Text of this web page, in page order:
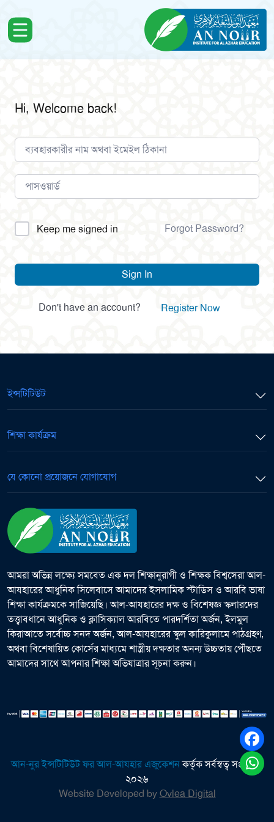
Hi, Welcome back!
Alternative:
Keep me signed in Forgot Password?
Sign In
Don't have an account? Register Now
ইন্সটিটিউট
শিক্ষা কার্যক্রম
যে কোনো প্রয়োজনে যোগাযোগ
আমরা অভিন্ন লক্ষ্যে সমবেত এক দল শিক্ষানুরাগী ও শিক্ষক বিশ্বসেরা আল-
আযহারের আধুনিক সিলেবাসে আমাদের ইসলামিক স্টাডিস ও আরবি ভাষা
শিক্ষা কার্যক্রমকে সাজিয়েছি। আল-আযহারের দক্ষ ও বিশেষজ্ঞ স্কলারদের
তত্ত্বাবধানে আধুনিক ও ক্লাসিক্যাল আরবিতে পারদর্শিতা অর্জন, ইলমুল
কিরাআতে সর্বোচ্চ সনদ অর্জন, আল-আযহারের স্কুল কারিকুলামে পাঠগ্রহণ,
অথবা বিশেষায়িত কোর্সের মাধ্যমে শাস্ত্রীয় দক্ষতার অনন্য উচ্চতায় পৌঁছতে
আমাদের সাথে আপনার শিক্ষা অভিযাত্রার সূচনা করুন।
আন-নুর ইন্সটিটিউট ফর আল-আযহার এজুকেশনকর্তৃক সর্বস্বত্ব সংরক্ষিত
২০২৬
Website Developed byOvlea Digital